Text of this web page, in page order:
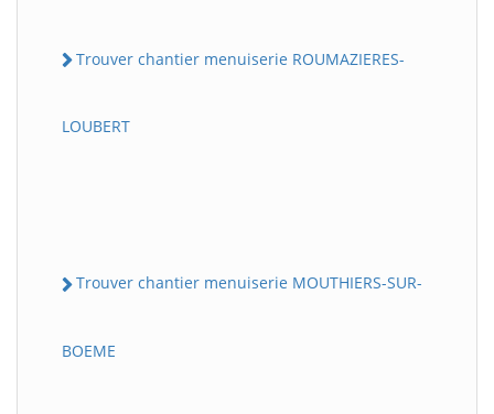
Trouver chantier menuiserie ROUMAZIERES-
LOUBERT
Trouver chantier menuiserie MOUTHIERS-SUR-
BOEME